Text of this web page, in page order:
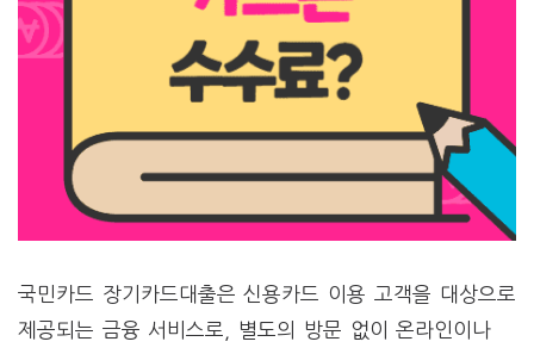
국민카드 장기카드대출은 신용카드 이용 고객을 대상으로
제공되는 금융 서비스로, 별도의 방문 없이 온라인이나